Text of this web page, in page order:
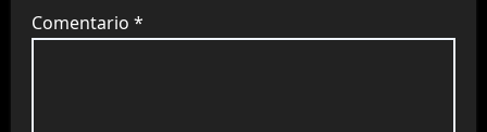
Comentario *